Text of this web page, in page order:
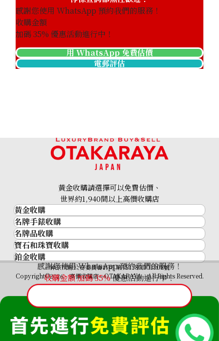
Paraiba tourmaline ring 0.596 ct
參考回收價
Paraiba tourmaline ring 6.51 ct
參考回收價
感謝您使用 WhatsApp 預約我們的服務！
收購金額
加碼35% 優惠活動進行中！
用 WhatsApp 免費估價
電郵評估
感謝您使用 WhatsApp 預約我們的服務！
收購金額 加碼35%優惠活動進行中！
黃金收購請選擇可以免費估價、
世界約1,940間以上高價收購店
黃金收購
黃金･金條
金條
金幣及銀幣
過去十年黃金價格
金飾
金戒指
金頸鍊
名牌手錶收購
名牌手錶收購
勞力士 (Rolex)
Patek Philippe
Audemars Piguet
Vacheron Constantin
A. Lange & Söhne
Breguet
名牌品收購
名牌品收購
HERMES
LOUIS VUITTON
CHANEL
卡地亞（Cartier）
CELINE
FENDI
Christian Dior
寶石和珠寶收購
寶石和珠寶
祖母綠
藍寶石
紅寶石
鉑金收購
神奈川縣公安委員會許可 第451380001308號
Copyright©2026 高價收購店—OTAKARAYA All Rights Reserved.